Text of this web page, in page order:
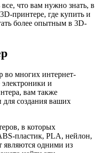
что вам нужно знать, в
принтере, где купить и
более опытным в 3D-
во многих интернет-
и
вам также
для создания ваших
в которых
пластик, PLA, нейлон,
являются одними из